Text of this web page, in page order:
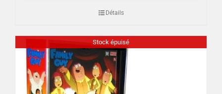
Détails
Stock épuisé